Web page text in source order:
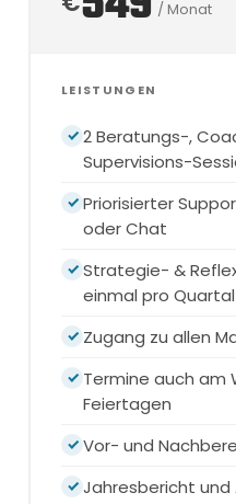
/ Monat
LEISTUNGEN
2 Beratungs-,
Supervisions-
Priorisierter
oder Chat
Strategie- &
einmal pro Quartal
Zugang zu allen
Termine auch am
Feiertagen
Vor- und
Jahresbericht und